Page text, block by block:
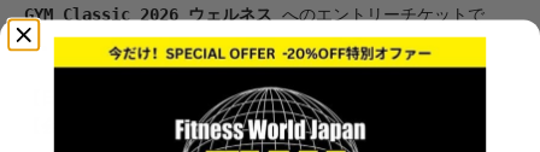
GYM Classic 2026 ウェルネス へのエントリーチケットで
す。
【日程】2026年8月22日 (土)
市川市文化会館大ホール